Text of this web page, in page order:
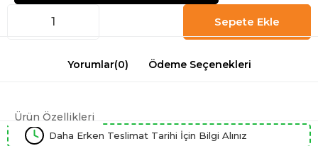
Yorumlar(0) Ödeme Seçenekleri
Ürün Özellikleri
Daha Erken Teslimat Tarihi İçin Bilgi Alınız